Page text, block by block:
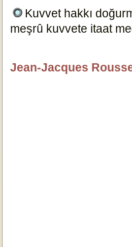
Kuvvet hakkı
meşrû kuvvete itaat
Jean-Jacques